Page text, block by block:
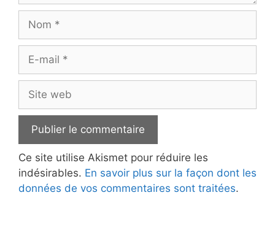
mail
web
Ce site utilise Akismet pour réduire les
indésirables. En savoir plus sur la façon dont les
données de vos commentaires sont traitées.